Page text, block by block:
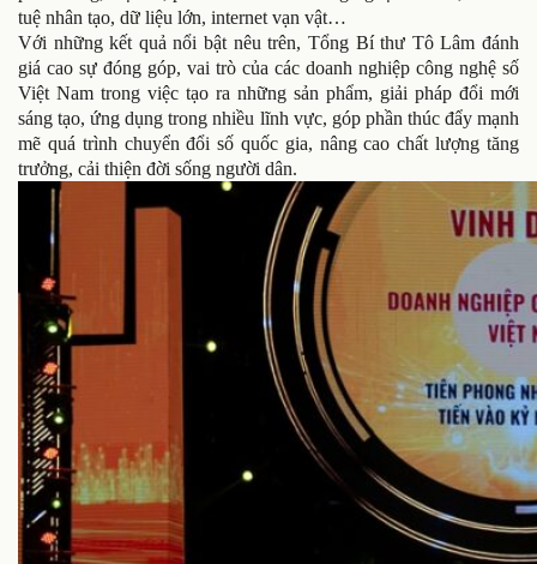
tuệ nhân tạo, dữ liệu lớn, internet vạn vật…
Với những kết quả nổi bật nêu trên, Tổng Bí thư Tô Lâm đánh
giá cao sự đóng góp, vai trò của các doanh nghiệp công nghệ số
Việt Nam trong việc tạo ra những sản phẩm, giải pháp đổi mới
sáng tạo, ứng dụng trong nhiều lĩnh vực, góp phần thúc đẩy mạnh
mẽ quá trình chuyển đổi số quốc gia, nâng cao chất lượng tăng
trưởng, cải thiện đời sống người dân.